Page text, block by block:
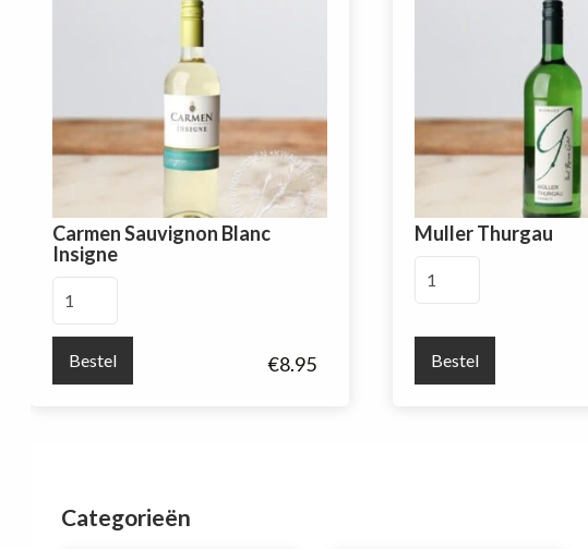
Carmen Sauvignon Blanc
Insigne
€8.95
Insigne
Bestel
Muller Thurgau
Bestel
Categorieën